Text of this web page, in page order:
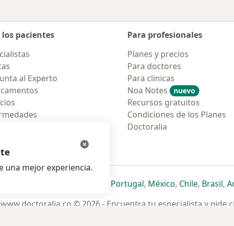
los pacientes
al Experto
Para profesionales
Planes y precios
Para doctores
Para clinicas
Noa Notes
nuevo
Recursos gratuitos
Condiciones de los Planes
Doctoralia
se abre en una nueva pestaña
se abre en una nueva pestaña
se abre en una nueva pestaña
se abre en una nueva pestaña
Portugalse abre en una nueva
, Méxicose abre en una
, Chilese abre
, Brasilse
,
www.doctoralia.co © 2026 - Encuentra tu especialista y pide
una mejor experiencia.